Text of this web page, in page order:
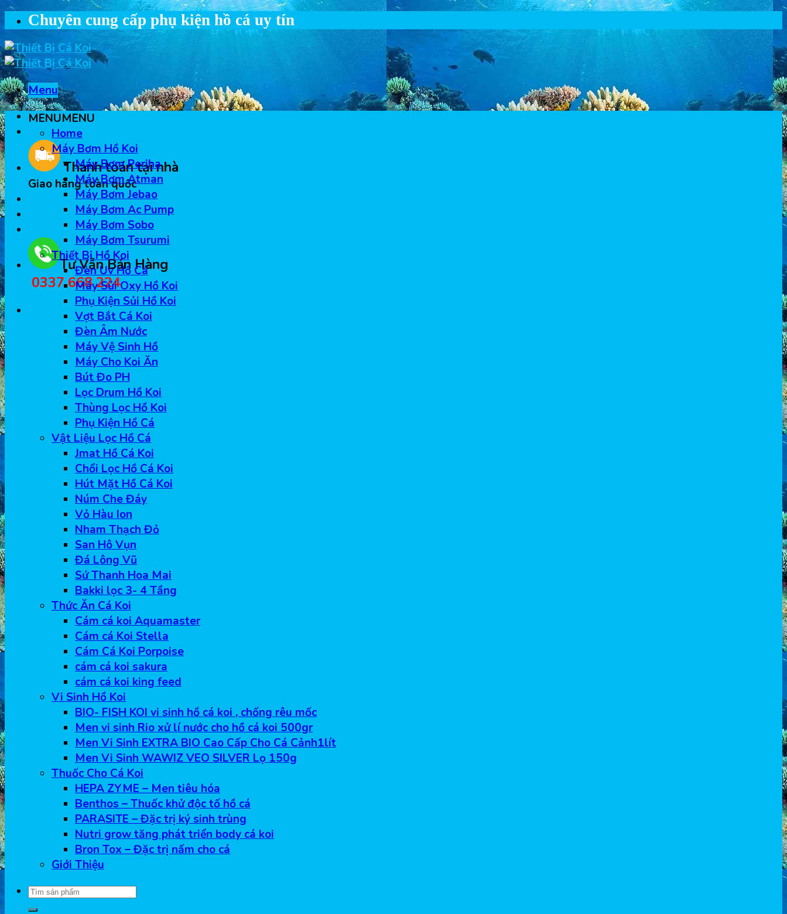
Skip
to
content
Chuyên cung cấp phụ kiện hồ cá uy tín
Menu
Thanh toán tại nhà
Giao hàng toàn quốc
Tư Vẫn Bán Hàng
0337 668 224
MENUMENU
Home
Máy Bơm Hồ Koi
Máy Bơm Periha
Máy Bơm Atman
Máy Bơm Jebao
Máy Bơm Ac Pump
Máy Bơm Sobo
Máy Bơm Tsurumi
Thiết Bị Hồ Koi
Đèn Uv Hồ Cá
Máy Sủi Oxy Hồ Koi
Phụ Kiện Sủi Hồ Koi
Vợt Bắt Cá Koi
Đèn Âm Nước
Máy Vệ Sinh Hồ
Máy Cho Koi Ăn
Bút Đo PH
Lọc Drum Hồ Koi
Thùng Lọc Hồ Koi
Phụ Kiện Hồ Cá
Vật Liệu Lọc Hồ Cá
Jmat Hồ Cá Koi
Chổi Lọc Hồ Cá Koi
Hút Mặt Hồ Cá Koi
Núm Che Đáy
Vỏ Hàu Ion
Nham Thạch Đỏ
San Hô Vụn
Đá Lông Vũ
Sứ Thanh Hoa Mai
Bakki lọc 3- 4 Tầng
Thức Ăn Cá Koi
Cám cá koi Aquamaster
Cám cá Koi Stella
Cám Cá Koi Porpoise
cám cá koi sakura
cám cá koi king feed
Vi Sinh Hồ Koi
BIO- FISH KOI vi sinh hồ cá koi , chống rêu mốc
Men vi sinh Rio xử lí nước cho hồ cá koi 500gr
Men Vi Sinh EXTRA BIO Cao Cấp Cho Cá Cảnh1lít
Men Vi Sinh WAWIZ VEO SILVER Lọ 150g
Thuốc Cho Cá Koi
HEPA ZYME – Men tiêu hóa
Benthos – Thuốc khử độc tố hồ cá
PARASITE – Đặc trị ký sinh trùng
Nutri grow tăng phát triển body cá koi
Bron Tox – Đặc trị nấm cho cá
Giới Thiệu
Tìm
kiếm: